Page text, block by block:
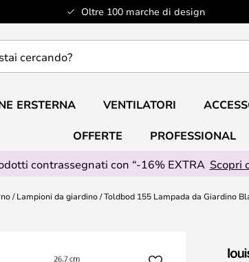
Oltre 100 marche di design
ERSTERNA VENTILATORI
OFFERTE
PROFESSIONAL
contrassegnati con “-16% EXTRA Scopri
Lampioni da giardino Toldbod 155 Lampada da Giardino